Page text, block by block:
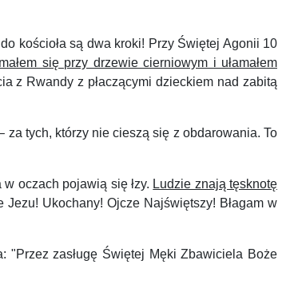
kościoła są dwa kroki! Przy Świętej Agonii 10
się przy drzewie cierniowym i ułamałem
z Rwandy z płaczącymi dzieckiem nad zabitą
tych, którzy nie cieszą się z obdarowania. To
oczach pojawią się łzy. Ludzie znają tęsknotę
Ukochany! Ojcze Najświętszy! Błagam w
zasługę Świętej Męki Zbawiciela Boże